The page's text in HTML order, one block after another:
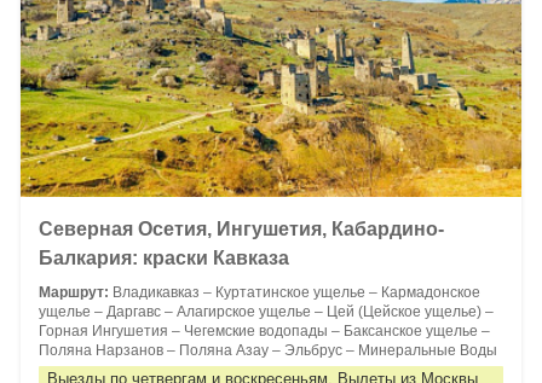
Северная Осетия, Ингушетия, Кабардино-
Балкария: краски Кавказа
Маршрут: Владикавказ – Куртатинское ущелье – Кармадонское
ущелье – Даргавс – Алагирское ущелье – Цей (Цейское ущелье) –
Горная Ингушетия – Чегемские водопады – Баксанское ущелье –
Поляна Нарзанов – Поляна Азау – Эльбрус – Минеральные Воды
Выезды по четвергам и воскресеньям. Вылеты из Москвы